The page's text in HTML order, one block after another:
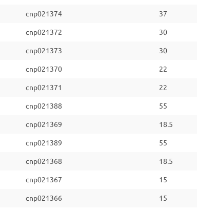
cnp021374 37
cnp021372 30
cnp021373 30
cnp021370 22
cnp021371 22
cnp021388 55
cnp021369 18.5
cnp021389 55
cnp021368 18.5
cnp021367 15
cnp021366 15